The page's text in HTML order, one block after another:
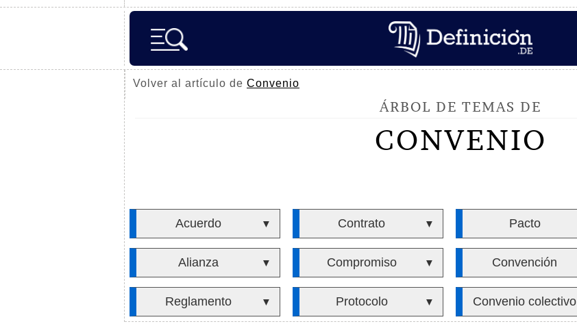
Volver al artículo de Convenio
ÁRBOL DE TEMAS DE
CONVENIO
Acuerdo ▼ Contrato ▼ Pacto
Alianza ▼ Compromiso ▼ Convención
Reglamento ▼ Protocolo ▼ Convenio colectivo